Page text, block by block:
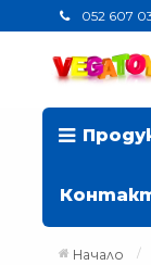
052 607
Начало